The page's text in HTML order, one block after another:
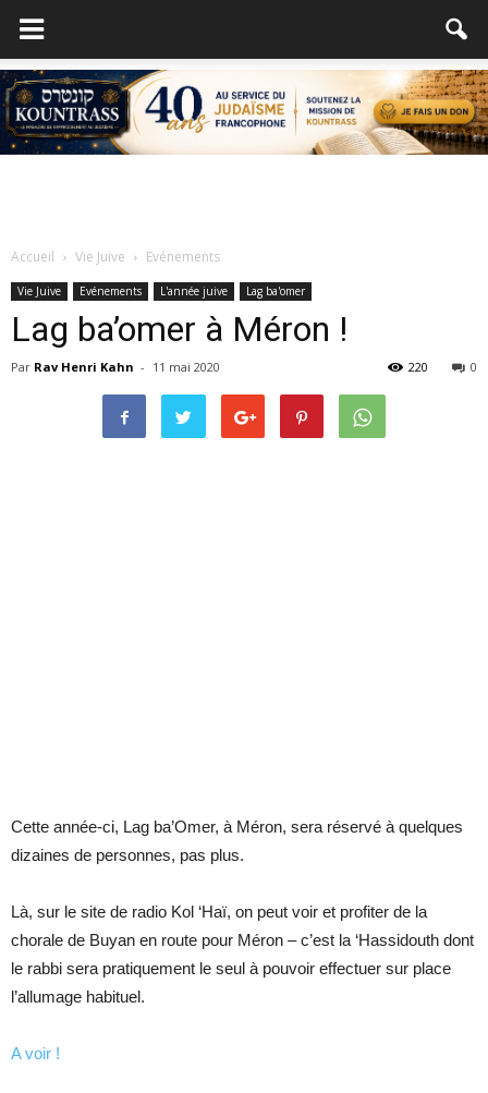
Accueil Vie Juive Evénements
Vie Juive Evénements L'année juive Lag ba'omer
Lag ba’omer à Méron !
Par Rav Henri Kahn - 11 mai 2020 0
220
Cette année-ci, Lag ba’Omer, à Méron, sera réservé à quelques
dizaines de personnes, pas plus.
Là, sur le site de radio Kol ‘Haï, on peut voir et profiter de la
chorale de Buyan en route pour Méron – c’est la ‘Hassidouth dont
le rabbi sera pratiquement le seul à pouvoir effectuer sur place
l’allumage habituel.
A voir !